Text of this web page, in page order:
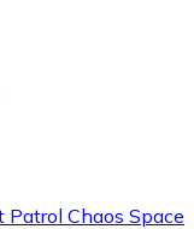
Chaos Space